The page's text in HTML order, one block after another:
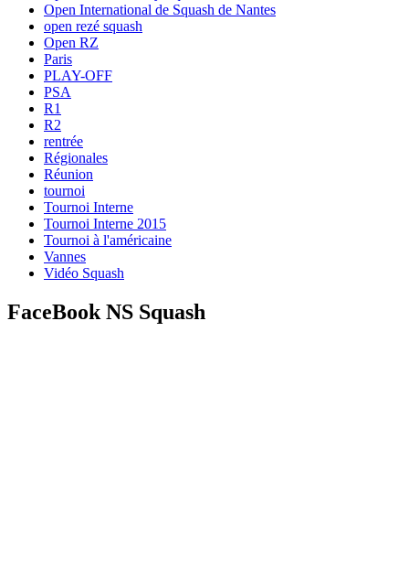
Open International de Squash de Nantes
open rezé squash
Open RZ
Paris
PLAY-OFF
PSA
R1
R2
rentrée
Régionales
Réunion
tournoi
Tournoi Interne
Tournoi Interne 2015
Tournoi à l'américaine
Vannes
Vidéo Squash
FaceBook NS Squash